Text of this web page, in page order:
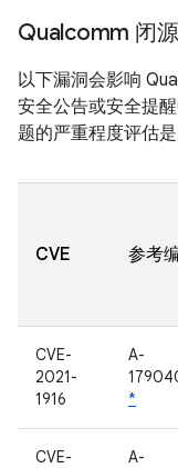
Qualcomm 闭
以下漏洞会影响
安全公告或安全提
题的严重程度评估
CVE 参考
CVE-
2021-
1916
A-
*
CVE-
A-